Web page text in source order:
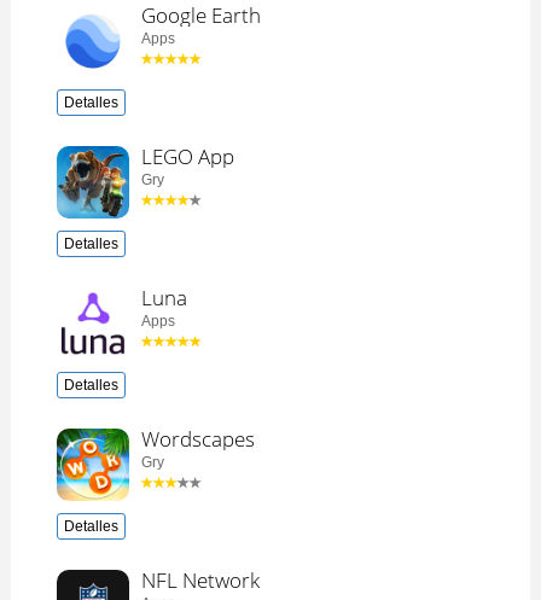
Google Earth
Apps
Detalles
LEGO App
Gry
Detalles
Luna
Apps
Detalles
Wordscapes
Gry
Detalles
NFL Network